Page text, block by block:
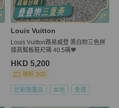
Louis Vuitton
Louis Vuitton路易威登 黑白棕三色拼
接高幫板鞋尺碼 40.5碼🧡
HKD 5,200
現折 200
近新閒置品 本地 免運